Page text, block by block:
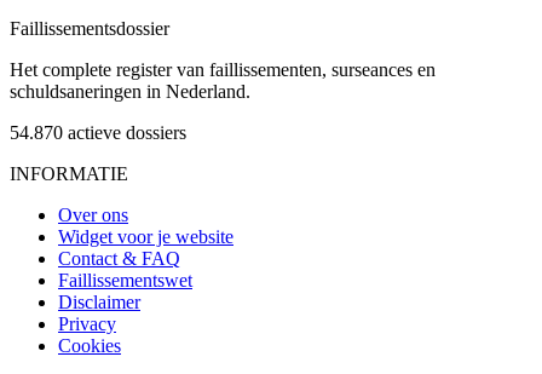
Faillissementsdossier
Het complete register van faillissementen, surseances en
schuldsaneringen in Nederland.
54.870 actieve dossiers
INFORMATIE
Over ons
Widget voor je website
Contact & FAQ
Faillissementswet
Disclaimer
Privacy
Cookies